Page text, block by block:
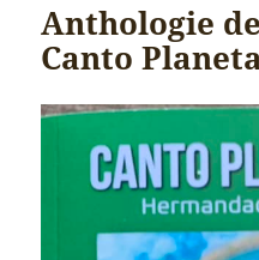
Anthologie
Canto